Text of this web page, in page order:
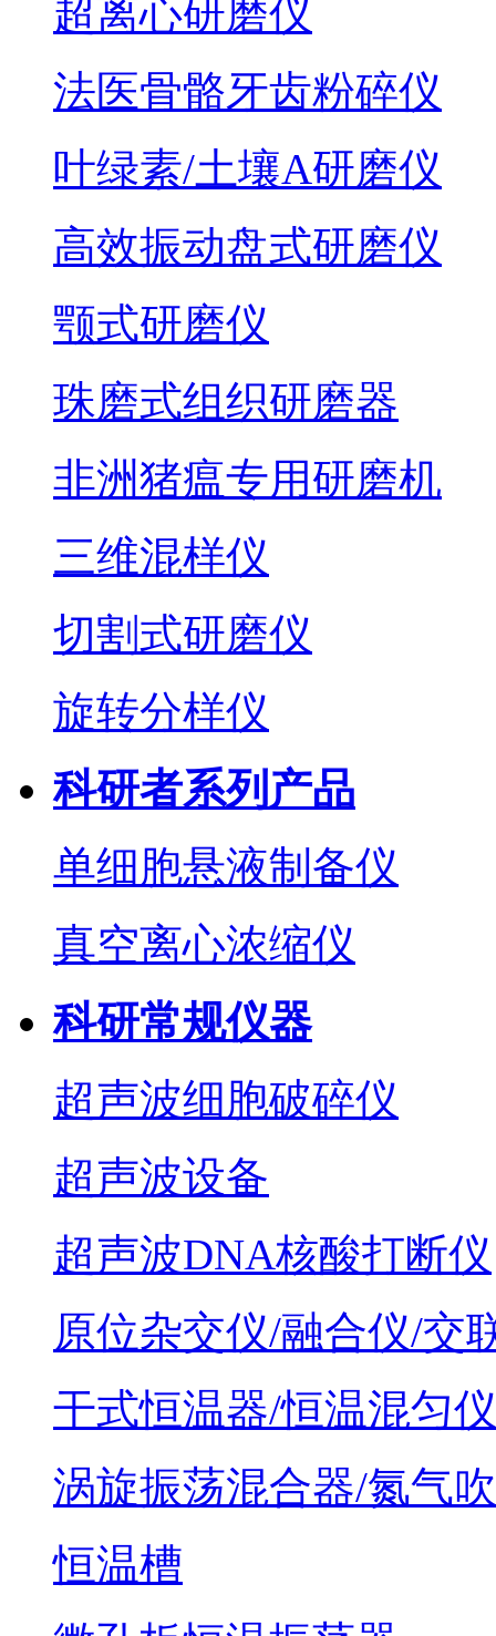
超离心研磨仪
法医骨骼牙齿粉碎仪
叶绿素/土壤A研磨仪
高效振动盘式研磨仪
颚式研磨仪
珠磨式组织研磨器
非洲猪瘟专用研磨机
三维混样仪
切割式研磨仪
旋转分样仪
科研者系列产品
单细胞悬液制备仪
真空离心浓缩仪
科研常规仪器
超声波细胞破碎仪
超声波设备
超声波DNA核酸打断仪
原位杂交仪/融合仪/交
干式恒温器/恒温混匀仪
涡旋振荡混合器/氮气
恒温槽